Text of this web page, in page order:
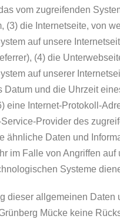
vom zugreifenden
(3) die Internetseite, von
auf unsere
(4) die
auf unserer
Datum und die Uhrzeit
eine Internet-Protokoll-
Provider des
ähnliche Daten und
im Falle von Angriffen auf
Systeme
dieser allgemeinen Daten
Mücke keine